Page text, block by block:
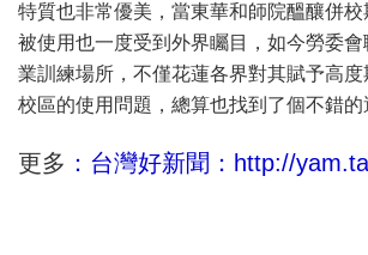
特質也非常優美，當東華和師院醞釀併
被使用也一度受到外界矚目，如今勞委
業訓練場所，不僅花蓮各界對其賦予高
校區的使用問題，總算也找到了個不錯的
更多 ：台灣好新聞：http://